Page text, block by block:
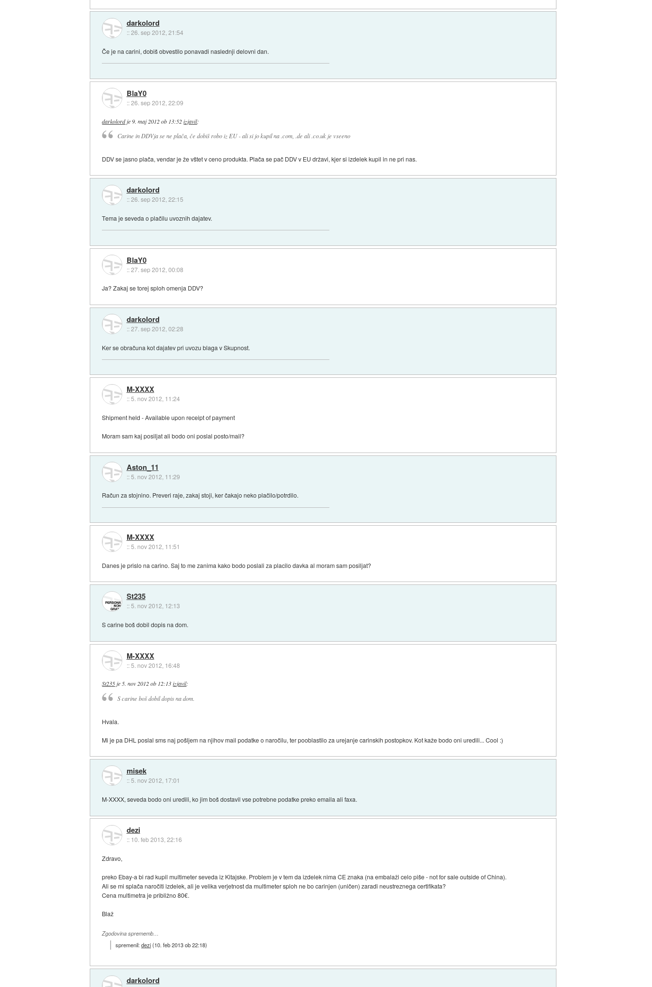
darkolord
::26. sep 2012, 21:54
Če je na carini, dobiš obvestilo ponavadi naslednji delovni dan.
BlaY0
::26. sep 2012, 22:09
darkolordje 9. maj 2012 ob 13:52 izjavil:
Carine in DDVja se ne plača, če dobiš robo iz EU - ali si jo kupil na .com, .de ali .co.uk je vseeno
DDV se jasno plača, vendar je že vštet v ceno produkta. Plača se pač DDV v EU državi, kjer si izdelek kupil in ne pri nas.
darkolord
::26. sep 2012, 22:15
Tema je seveda o plačilu uvoznih dajatev.
BlaY0
::27. sep 2012, 00:08
Ja? Zakaj se torej sploh omenja DDV?
darkolord
::27. sep 2012, 02:28
Ker se obračuna kot dajatev pri uvozu blaga v Skupnost.
M-XXXX
::5. nov 2012, 11:24
Shipment held - Available upon receipt of payment
Moram sam kaj posiljat ali bodo oni poslal posto/mail?
Aston_11
:: 5. nov 2012, 11:29
Račun za stojnino. Preveri raje, zakaj stoji, ker čakajo neko plačilo/potrdilo.
M-XXXX
::5. nov 2012, 11:51
Danes je prislo na carino. Saj to me zanima kako bodo poslali za placilo davka al moram sam posiljat?
St235
:: 5. nov 2012, 12:13
S carine boš dobil dopis na dom.
M-XXXX
::5. nov 2012, 16:48
St235je5. nov 2012 ob 12:13 izjavil:
S carine boš dobil dopis na dom.
Hvala.
Mi je pa DHL poslal sms naj pošljem na njihov mail podatke o naročilu, ter pooblastilo za urejanje carinskih postopkov. Kot kaže bodo oni uredili... Cool :)
misek
:: 5. nov 2012, 17:01
M-XXXX, seveda bodo oni uredili, ko jim boš dostavil vse potrebne podatke preko emaila ali faxa.
dezi
:: 10. feb 2013, 22:16
Zdravo,
preko Ebay-a bi rad kupil multimeter seveda iz Kitajske. Problem je v tem da izdelek nima CE znaka (na embalaži celo piše - not for sale outside of China).
Ali se mi splača naročiti izdelek, ali je velika verjetnost da multimeter sploh ne bo carinjen (uničen) zaradi neustreznega certifikata?
Cena multimetra je približno 80€.
Blaž
Zgodovina sprememb…
spremenil:dezi(10. feb 2013 ob 22:18)
darkolord